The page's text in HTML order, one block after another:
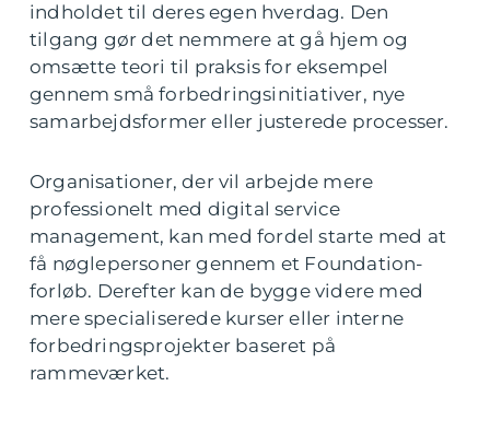
indholdet til deres egen hverdag. Den
tilgang gør det nemmere at gå hjem og
omsætte teori til praksis for eksempel
gennem små forbedringsinitiativer, nye
samarbejdsformer eller justerede processer.
Organisationer, der vil arbejde mere
professionelt med digital service
management, kan med fordel starte med at
få nøglepersoner gennem et Foundation-
forløb. Derefter kan de bygge videre med
mere specialiserede kurser eller interne
forbedringsprojekter baseret på
rammeværket.